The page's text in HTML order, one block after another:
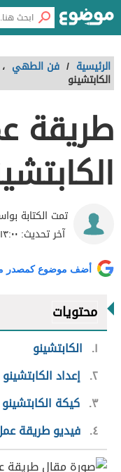
الرئيسية / فن الطهي ،
الكابتشينو
طريقة
تمت الكتابة
آخر تحديث: ١٣:٠٠ ، ٩ يوليو ٢٠١٧
أضف موضوع كمصدر
محتويات
١
الكابتشينو
٢ إعداد الكابتشينو
٣ كيكة الكابتشينو
٤ فيديو طريقة